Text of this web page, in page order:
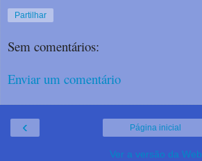
Partilhar
Sem comentários:
Enviar um comentário
‹ Página inicial
Ver a versão da Web